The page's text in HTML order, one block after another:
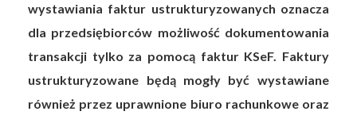
wystawiania faktur ustrukturyzowanych oznacza
dla przedsiębiorców możliwość dokumentowania
transakcji tylko za pomocą faktur KSeF. Faktury
ustrukturyzowane będą mogły być wystawiane
również przez uprawnione biuro rachunkowe oraz